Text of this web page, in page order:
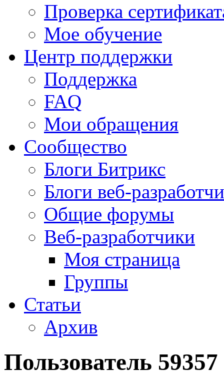
Проверка
Мое обучение
Центр поддержки
Поддержка
FAQ
Мои обращения
Сообщество
Блоги Битрикс
Блоги веб-
Общие форумы
Веб-разработчики
Моя страница
Группы
Статьи
Архив
Пользователь 59357